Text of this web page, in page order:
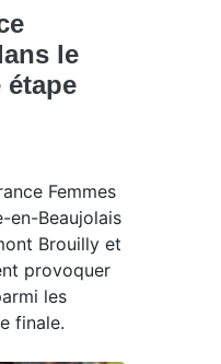
le
étape
Femmes
en-Beaujolais
Brouilly et
provoquer
les
finale.